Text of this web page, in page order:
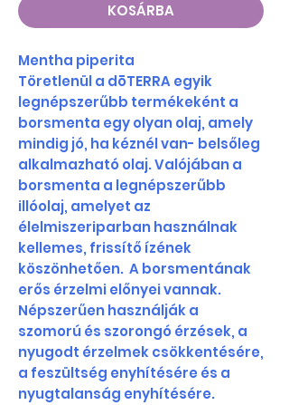
KOSÁRBA
Mentha piperita
Töretlenül a dōTERRA egyik
legnépszerűbb termékeként a
borsmenta egy olyan olaj, amely
mindig jó, ha kéznél van- belsőleg
alkalmazható olaj. Valójában a
borsmenta a legnépszerűbb
illóolaj, amelyet az
élelmiszeriparban használnak
kellemes, frissítő ízének
köszönhetően. A borsmentának
erős érzelmi előnyei vannak.
Népszerűen használják a
szomorú és szorongó érzések, a
nyugodt érzelmek csökkentésére,
a feszültség enyhítésére és a
nyugtalanság enyhítésére.